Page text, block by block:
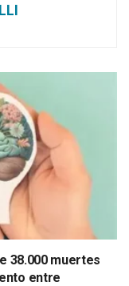
38.000 muertes
entre